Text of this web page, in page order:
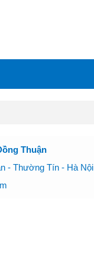
Thuận
- Thường Tín - Hà Nội